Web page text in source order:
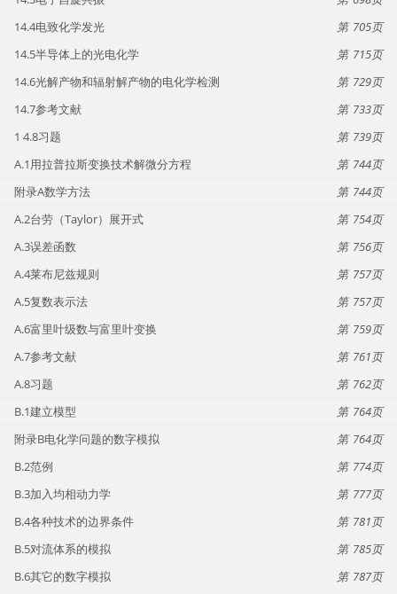
14.4电致化学发光
705
14.5半导体上的光电化学
715
14.6光解产物和辐射解产物的电化学检测
729
14.7参考文献
733
1 4.8习题
739
A.1用拉普拉斯变换技术解微分方程
744
附录A数学方法
744
A.2台劳（Taylor）展开式
754
A.3误差函数
756
A.4莱布尼兹规则
757
A.5复数表示法
757
A.6富里叶级数与富里叶变换
759
A.7参考文献
761
A.8习题
762
B.1建立模型
764
附录B电化学问题的数字模拟
764
B.2范例
774
B.3加入均相动力学
777
B.4各种技术的边界条件
781
B.5对流体系的模拟
785
B.6其它的数字模拟
787